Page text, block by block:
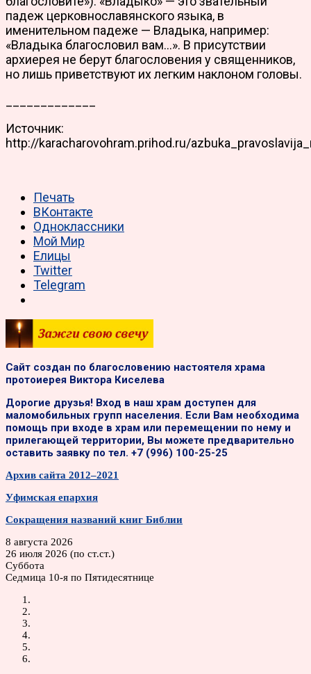
падеж церковнославянского языка, в
именительном падеже — Владыка, например:
«Владыка благословил вам…». В присутствии
архиерея не берут благословения у священников,
но лишь приветствуют их легким наклоном головы.
Источник:
http://karacharovohram.prihod.ru/
Печать
ВКонтакте
Одноклассники
Мой Мир
Елицы
Twitter
Telegram
Сайт создан по благословению настоятеля храма
протоиерея Виктора Киселева
Дорогие друзья! Вход в наш храм доступен для
маломобильных групп населения. Если Вам необходима
помощь при входе в храм или перемещении по нему и
прилегающей территории, Вы можете предварительно
оставить заявку по тел. +7 (996) 100-25-25
Архив сайта 2012–2021
Уфимская епархия
Сокращения названий книг Библии
8 августа 2026
26 июля 2026 (по ст.ст.)
Суббота
Седмица 10-я по Пятидесятнице